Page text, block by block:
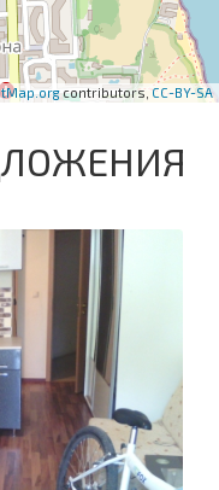
contributors, CC-BY-SA